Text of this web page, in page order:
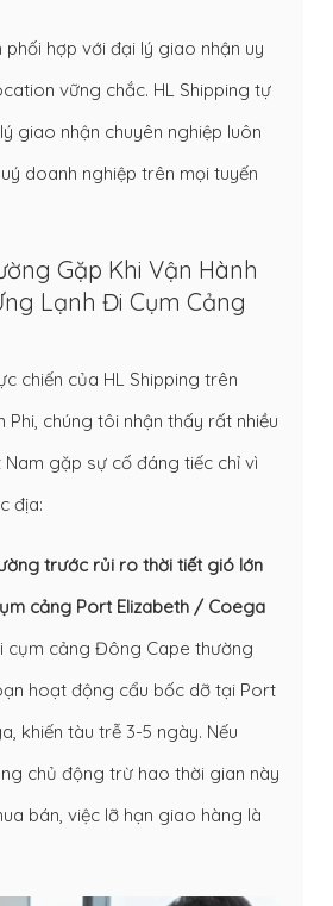
phối hợp với đại lý giao nhận uy
vững chắc. HL Shipping tự
giao nhận chuyên nghiệp luôn
doanh nghiệp trên mọi tuyến
Gặp Khi Vận Hành
Lạnh Đi Cụm Cảng
chiến của HL Shipping trên
Phi, chúng tôi nhận thấy rất nhiều
Nam gặp sự cố đáng tiếc chỉ vì
địa:
trước rủi ro thời tiết gió lớn
cảng Port Elizabeth / Coega
cụm cảng Đông Cape thường
hoạt động cẩu bốc dỡ tại Port
khiến tàu trễ 3-5 ngày. Nếu
chủ động trừ hao thời gian này
bán, việc lỡ hạn giao hàng là